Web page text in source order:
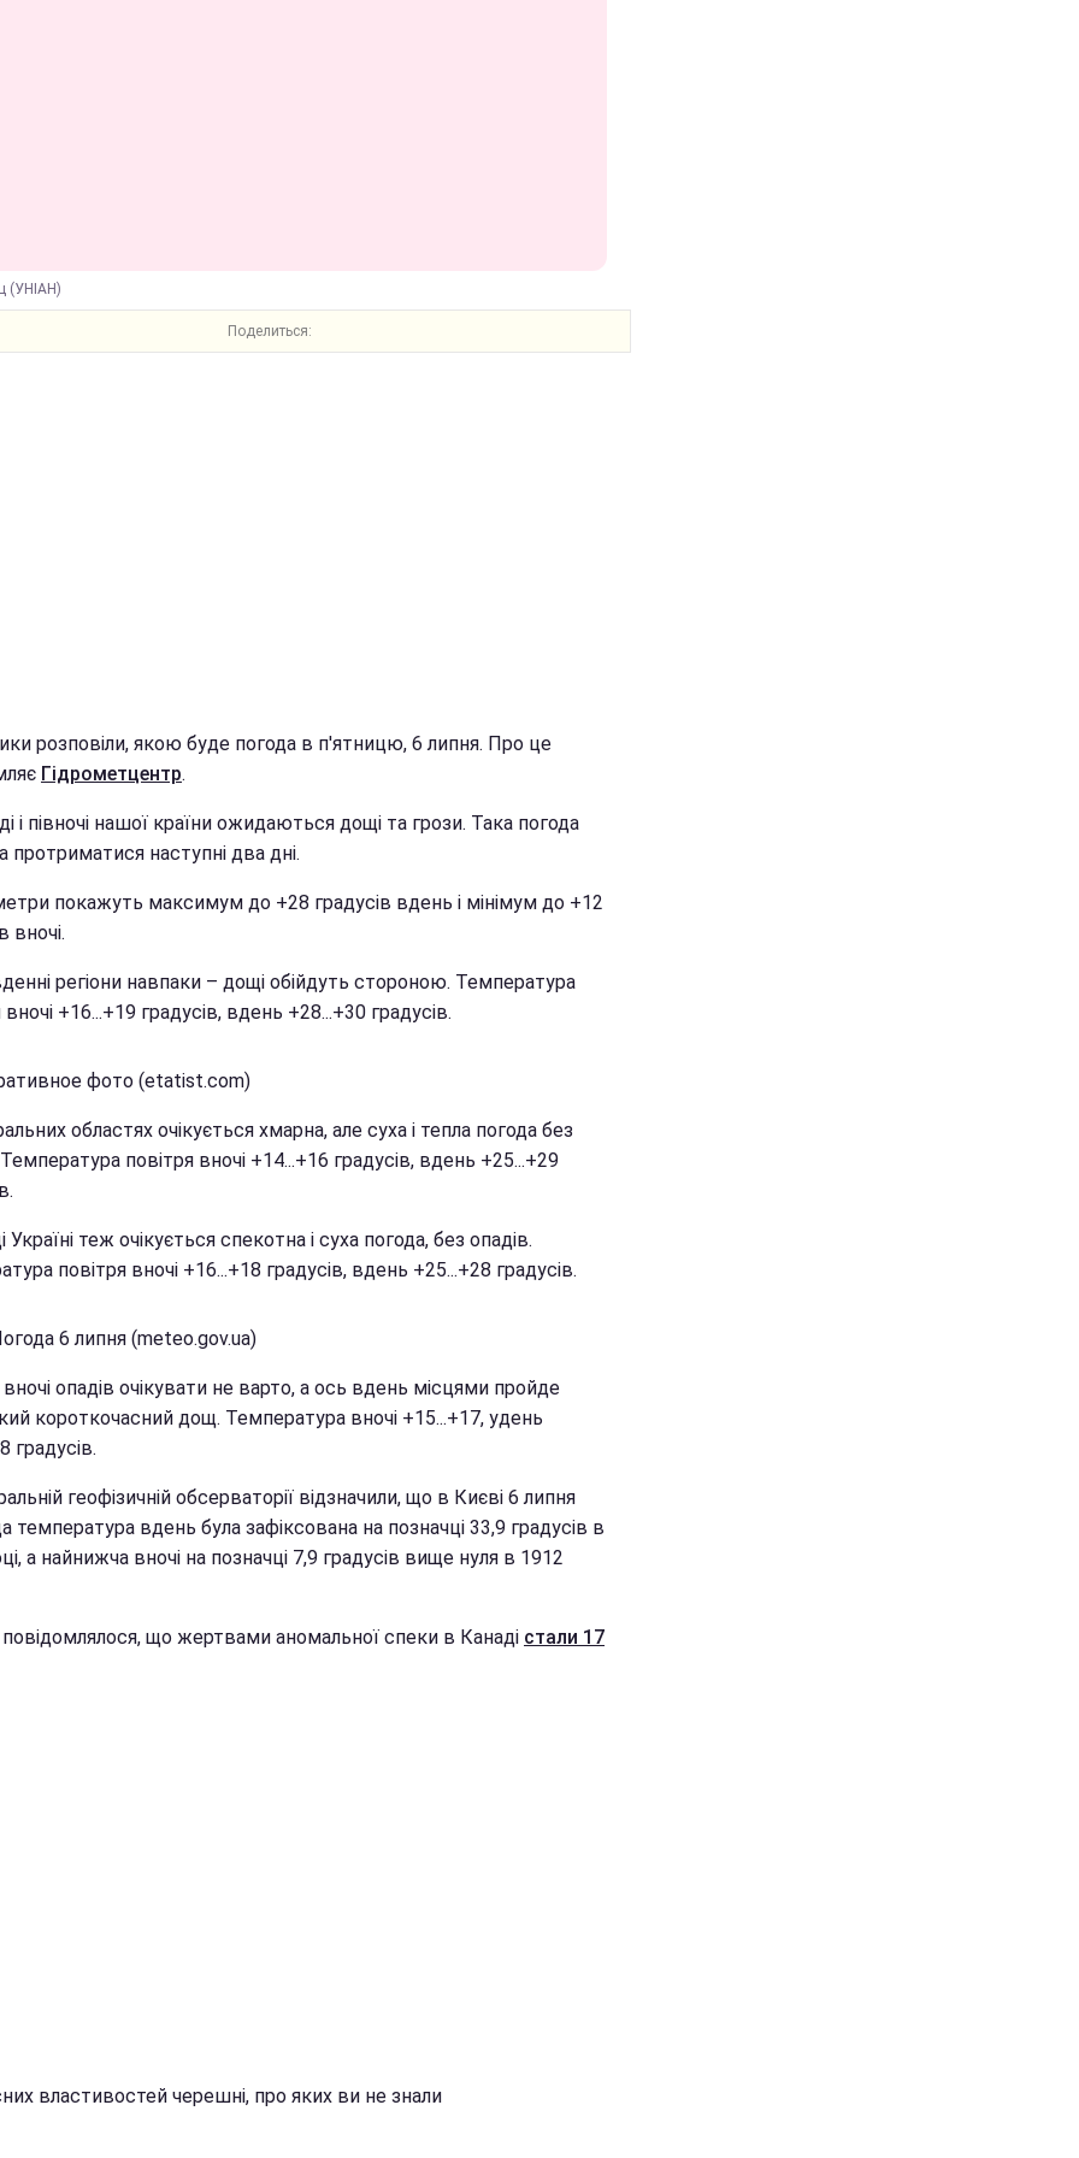
(УНІАН)
Поделиться:
розповіли, якою буде погода в п'ятницю, 6 липня. Про це
Гідрометцентр.
і півночі нашої країни ожидаються дощі та грози. Така погода
протриматися наступні два дні.
покажуть максимум до +28 градусів вдень і мінімум до +12
вночі.
регіони навпаки – дощі обійдуть стороною. Температура
вночі +16...+19 градусів, вдень +28...+30 градусів.
фото (etatist.com)
областях очікується хмарна, але суха і тепла погода без
повітря вночі +14...+16 градусів, вдень +25...+29
Україні теж очікується спекотна і суха погода, без опадів.
повітря вночі +16...+18 градусів, вдень +25...+28 градусів.
6 липня (meteo.gov.ua)
опадів очікувати не варто, а ось вдень місцями пройде
короткочасний дощ. Температура вночі +15...+17, удень
градусів.
геофізичній обсерваторії відзначили, що в Києві 6 липня
температура вдень була зафіксована на позначці 33,9 градусів в
а найнижча вночі на позначці 7,9 градусів вище нуля в 1912
що жертвами аномальної спеки в Канаді стали 17
властивостей черешні, про яких ви не знали